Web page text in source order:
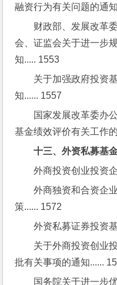
融资行为有关问题的通
财政部、发展改革
会、证监会关于进一步
知..... 1553
关于加强政府投资
知...... 1557
国家发展改革委办
基金绩效评价有关工作
十三、外资私募基
外商投资创业投资
外商独资和合资企
策...... 1572
外资私募证券投资
关于外商投资创业
批有关事项的通知......
国务院关于进一步